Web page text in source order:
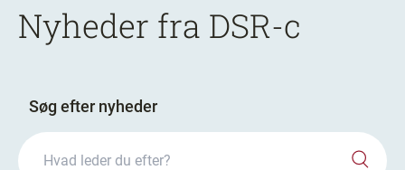
Nyheder fra DSR-c
Søg efter nyheder